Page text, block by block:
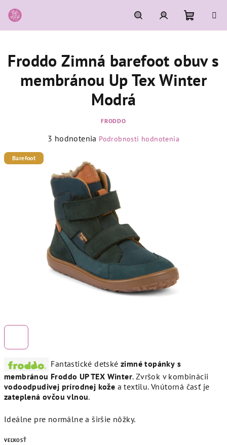
na
obsah
HľadaťPrihlásenie
košík
Fantastické detské zimné topánky s
membránou Froddo UP TEX Winter. Zvršok v kombinácii
vodoodpudivej prírodnej kože a textilu. Vnútorná časť je
zateplená ovčou vlnou.
Ideálne pre normálne a širšie nôžky.
VEĽKOSŤ
Froddo Zimná barefoot obuv s
membránou Up Tex Winter
Modrá
FRODDO
Priemerné
4,7
z
hviezdičiek.
3 hodnotenia Podrobnosti hodnotenia
Barefoot